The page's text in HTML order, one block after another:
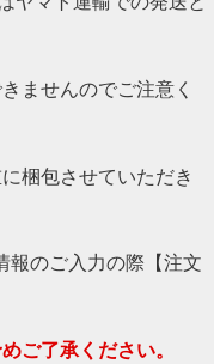
ませんのでご注意く
梱包させていただき
報のご入力の際【注文
ご了承ください。